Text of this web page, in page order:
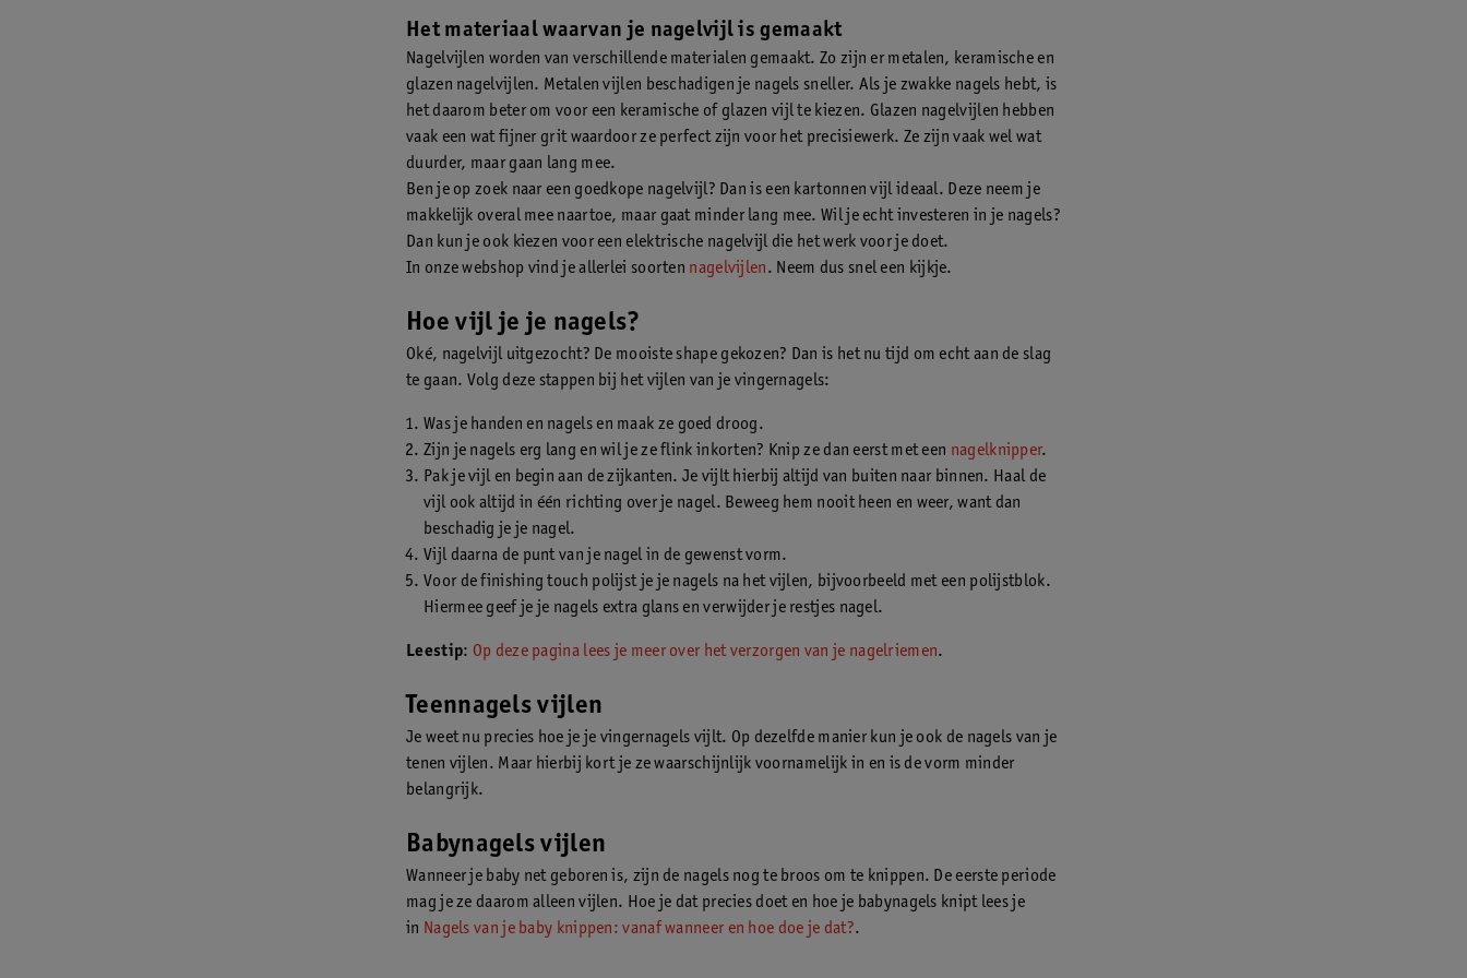
Het materiaal waarvan je nagelvijl is gemaakt
Nagelvijlen worden van verschillende materialen gemaakt. Zo zijn er metalen, keramische en
glazen nagelvijlen. Metalen vijlen beschadigen je nagels sneller. Als je zwakke nagels hebt, is
het daarom beter om voor een keramische of glazen vijl te kiezen. Glazen nagelvijlen hebben
vaak een wat fijner grit waardoor ze perfect zijn voor het precisiewerk. Ze zijn vaak wel wat
duurder, maar gaan lang mee.
Ben je op zoek naar een goedkope nagelvijl? Dan is een kartonnen vijl ideaal. Deze neem je
makkelijk overal mee naartoe, maar gaat minder lang mee. Wil je echt investeren in je nagels?
Dan kun je ook kiezen voor een elektrische nagelvijl die het werk voor je doet.
In onze webshop vind je allerlei soorten nagelvijlen. Neem dus snel een kijkje.
Hoe vijl je je nagels?
Oké, nagelvijl uitgezocht? De mooiste shape gekozen? Dan is het nu tijd om echt aan de slag
te gaan. Volg deze stappen bij het vijlen van je vingernagels:
Was je handen en nagels en maak ze goed droog.
Zijn je nagels erg lang en wil je ze flink inkorten? Knip ze dan eerst met een nagelknipper.
Pak je vijl en begin aan de zijkanten. Je vijlt hierbij altijd van buiten naar binnen. Haal de
vijl ook altijd in één richting over je nagel. Beweeg hem nooit heen en weer, want dan
beschadig je je nagel.
Vijl daarna de punt van je nagel in de gewenst vorm.
Voor de finishing touch polijst je je nagels na het vijlen, bijvoorbeeld met een polijstblok.
Hiermee geef je je nagels extra glans en verwijder je restjes nagel.
Leestip: Op deze pagina lees je meer over het verzorgen van je nagelriemen.
Teennagels vijlen
Je weet nu precies hoe je je vingernagels vijlt. Op dezelfde manier kun je ook de nagels van je
tenen vijlen. Maar hierbij kort je ze waarschijnlijk voornamelijk in en is de vorm minder
belangrijk.
Babynagels vijlen
Wanneer je baby net geboren is, zijn de nagels nog te broos om te knippen. De eerste periode
mag je ze daarom alleen vijlen. Hoe je dat precies doet en hoe je babynagels knipt lees je
in Nagels van je baby knippen: vanaf wanneer en hoe doe je dat?.